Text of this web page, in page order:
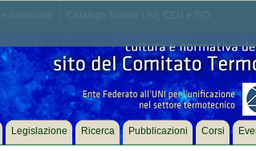
Legislazione Ricerca Pubblicazioni Corsi